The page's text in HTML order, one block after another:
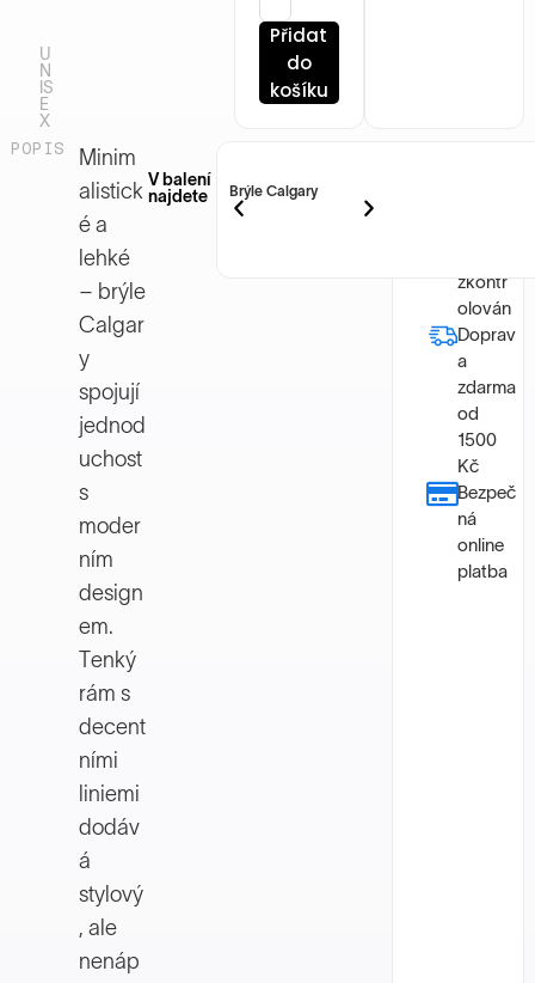
POPIS
Minim
alistick
é a
lehké
– brýle
Calgar
y
spojují
jednod
uchost
s
moder
ním
design
em.
Tenký
rám s
decent
ními
liniemi
dodáv
á
stylový
, ale
nenáp
zkontr
olován
Doprav
a
zdarma
od
1500
Kč
Bezpeč
ná
online
platba
V balení
najdete
Brýle Calgary
U
N
IS
E
X
Přidat
do
košíku